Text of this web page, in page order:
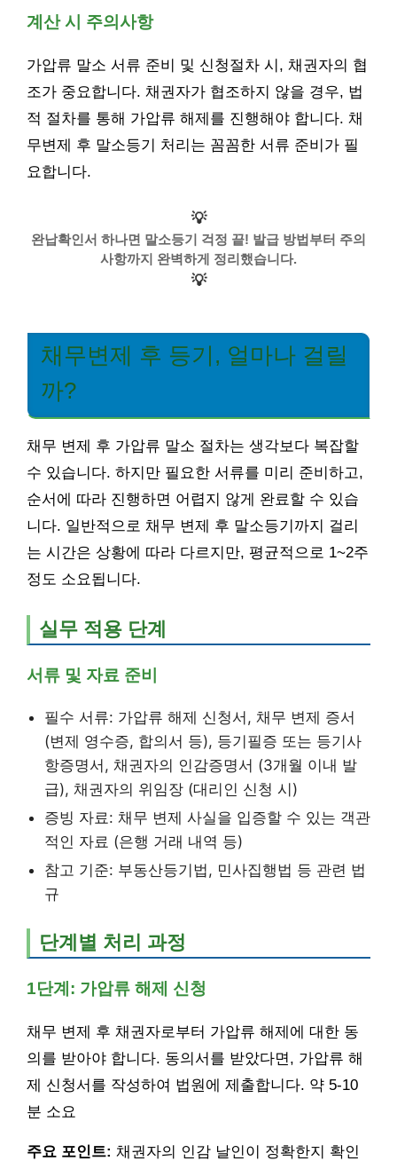
계산 시 주의사항
가압류 말소 서류 준비 및 신청절차 시, 채권자의 협
조가 중요합니다. 채권자가 협조하지 않을 경우, 법
적 절차를 통해 가압류 해제를 진행해야 합니다. 채
무변제 후 말소등기 처리는 꼼꼼한 서류 준비가 필
요합니다.
💡
완납확인서 하나면 말소등기 걱정 끝! 발급 방법부터 주의
사항까지 완벽하게 정리했습니다.
💡
채무변제 후 등기, 얼마나 걸릴
까?
채무 변제 후 가압류 말소 절차는 생각보다 복잡할
수 있습니다. 하지만 필요한 서류를 미리 준비하고,
순서에 따라 진행하면 어렵지 않게 완료할 수 있습
니다. 일반적으로 채무 변제 후 말소등기까지 걸리
는 시간은 상황에 따라 다르지만, 평균적으로 1~2주
정도 소요됩니다.
실무 적용 단계
서류 및 자료 준비
필수 서류: 가압류 해제 신청서, 채무 변제 증서
(변제 영수증, 합의서 등), 등기필증 또는 등기사
항증명서, 채권자의 인감증명서 (3개월 이내 발
급), 채권자의 위임장 (대리인 신청 시)
증빙 자료: 채무 변제 사실을 입증할 수 있는 객관
적인 자료 (은행 거래 내역 등)
참고 기준: 부동산등기법, 민사집행법 등 관련 법
규
단계별 처리 과정
1단계: 가압류 해제 신청
채무 변제 후 채권자로부터 가압류 해제에 대한 동
의를 받아야 합니다. 동의서를 받았다면, 가압류 해
제 신청서를 작성하여 법원에 제출합니다. 약 5-10
분 소요
주요 포인트: 채권자의 인감 날인이 정확한지 확인